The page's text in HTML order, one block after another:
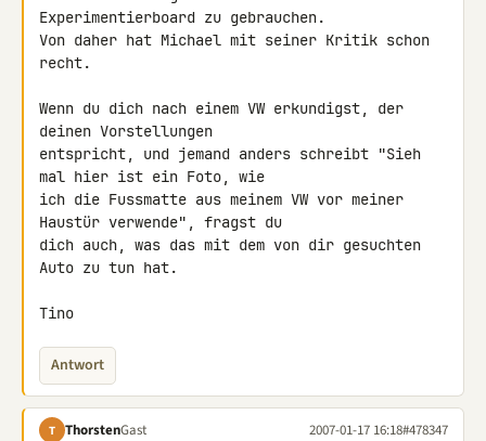
Experimentierboard zu gebrauchen.
Von daher hat Michael mit seiner Kritik schon
recht.
Wenn du dich nach einem VW erkundigst, der
deinen Vorstellungen
entspricht, und jemand anders schreibt "Sieh
mal hier ist ein Foto, wie
ich die Fussmatte aus meinem VW vor meiner
Haustür verwende", fragst du
dich auch, was das mit dem von dir gesuchten
Auto zu tun hat.
Tino
Antwort
T ThorstenGast 2007-01-17 16:18#478347